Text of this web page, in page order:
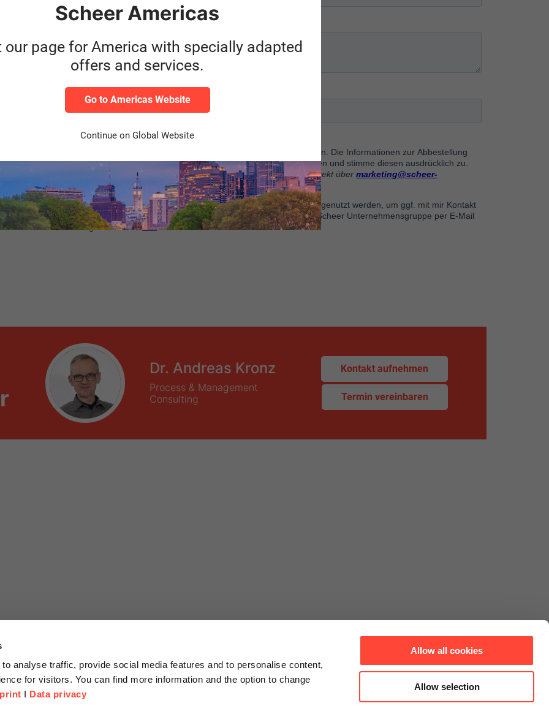
analyse traffic, provide social media features and to personalise content,
for visitors. You can find more information and the option to change
I Data privacy
Allow all cookies
Allow selection
Dr. Andreas Kronz
Process & Management
Consulting
Kontakt aufnehmen
Termin vereinbaren
Scheer Americas
our page for America with specially adapted
offers and services.
Go to Americas Website
Continue on Global Website